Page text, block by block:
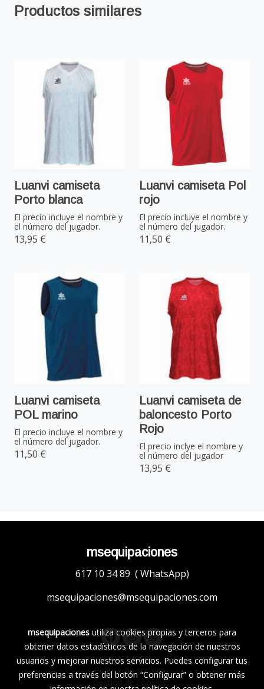
Productos similares
Luanvi camiseta
Porto blanca
El precio incluye el nombre y
el número del jugador.
13,95 €
Luanvi camiseta Pol
rojo
El precio incluye el nombre y
el número del jugador.
11,50 €
Luanvi camiseta
POL marino
El precio incluye el nombre y
el número del jugador.
11,50 €
Luanvi camiseta de
baloncesto Porto
Rojo
El precio inclye el nombre y
el número del jugador
13,95 €
msequipaciones
617 10 34 89 ( WhatsApp)
msequipaciones@msequipaciones.com
Aviso legal
Política de cookies
Gestión de cookies
msequipaciones utiliza cookies propias y terceros para
obtener datos estadísticos de la navegación de nuestros
usuarios y mejorar nuestros servicios. Puedes configurar tus
preferencias a través del botón “Configurar” o obtener más